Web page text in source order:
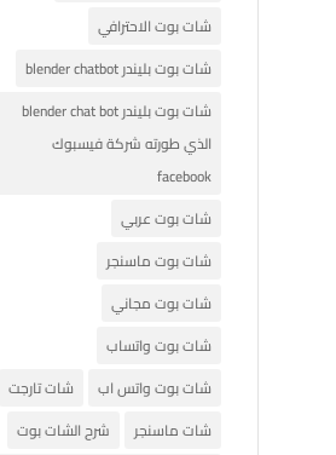
شات بوت الاحترافي
شات بوت بليندر blender chatbot
شات بوت بليندر blender chat bot
الذي طورته شركة فيسبوك
facebook
شات بوت عربي
شات بوت ماسنجر
شات بوت مجاني
شات بوت واتساب
شات بوت واتس اب
شات تارجت
شات ماسنجر
شرح الشات بوت